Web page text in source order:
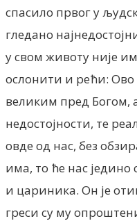
спасило првог у
гледано
у свом животу није
ослонити и рећи:
великим пред Богом,
недостојности, те
овде од нас, без
има, то ће нас једино
и цариника. Он је
греси су му